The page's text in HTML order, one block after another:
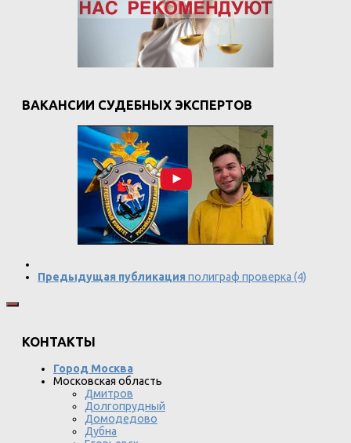
ВАКАНСИИ СУДЕБНЫХ ЭКСПЕРТОВ
Предыдущая публикация полиграф проверка (4)
КОНТАКТЫ
Город Москва
Московская область
Дмитров
Долгопрудный
Домодедово
Дубна